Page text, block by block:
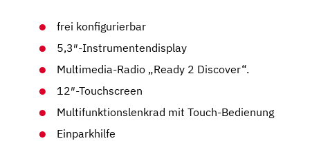
frei konfigurierbar
5,3″-Instrumentendisplay
Multimedia-Radio „Ready 2 Discover“.
12″-Touchscreen
Multifunktionslenkrad mit Touch-Bedienung
Einparkhilfe